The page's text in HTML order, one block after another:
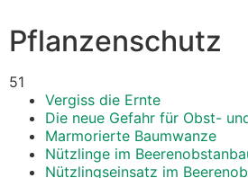
Pflanzenschutz
51
Vergiss die Ernte
Die neue Gefahr für Obst-
Marmorierte Baumwanze
Nützlinge im
Nützlingseinsatz im